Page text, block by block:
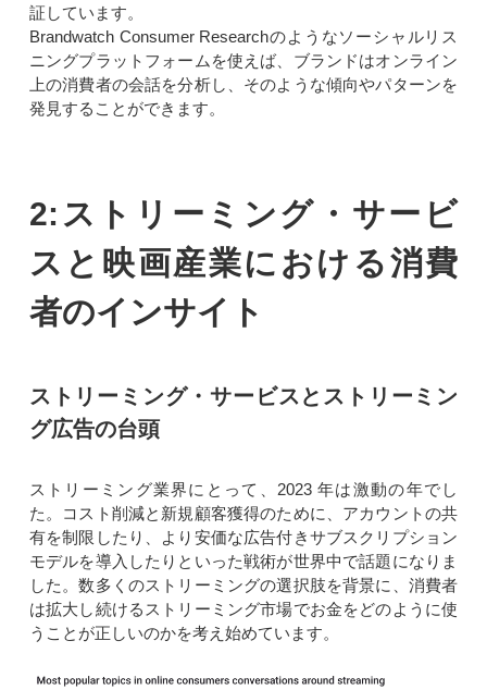
証しています。
Brandwatch Consumer Researchのようなソーシャルリス
ニングプラットフォームを使えば、ブランドはオンライン
上の消費者の会話を分析し、そのような傾向やパターンを
発見することができます。
2:ストリーミング・サービ
スと映画産業における消費
者のインサイト
ストリーミング・サービスとストリーミン
グ広告の台頭
ストリーミング業界にとって、2023 年は激動の年でし
た。コスト削減と新規顧客獲得のために、アカウントの共
有を制限したり、より安価な広告付きサブスクリプション
モデルを導入したりといった戦術が世界中で話題になりま
した。数多くのストリーミングの選択肢を背景に、消費者
は拡大し続けるストリーミング市場でお金をどのように使
うことが正しいのかを考え始めています。